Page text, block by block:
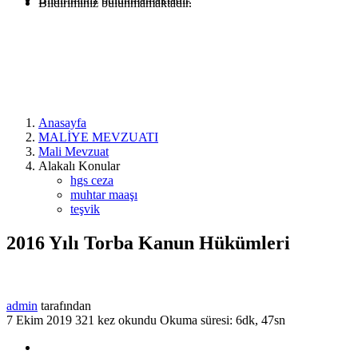
Bildiriminiz bulunmamaktadır.
Anasayfa
MALİYE MEVZUATI
Mali Mevzuat
Alakalı Konular
hgs ceza
muhtar maaşı
teşvik
2016 Yılı Torba Kanun Hükümleri
admin tarafından
7 Ekim 2019 321 kez okundu Okuma süresi: 6dk, 47sn